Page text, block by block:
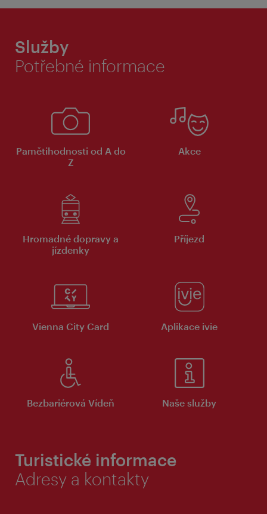
Služby
Potřebné informace
Pamětihodnosti od A do
Z
Akce
Hromadné dopravy a
jízdenky
Příjezd
Vienna City Card Aplikace ivie
Bezbariérová Vídeň Naše služby
Turistické informace
Adresy a kontakty